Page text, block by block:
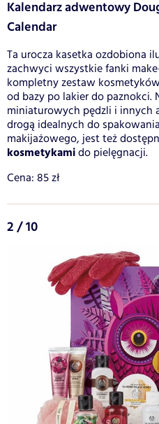
Kalendarz adwentowy
Calendar
Ta urocza kasetka ozdobiona
zachwyci wszystkie fanki
kompletny zestaw
od bazy po lakier do paznokci.
miniaturowych pędzli i innych
drogą idealnych do
makijażowego, jest też
kosmetykamido pielęgnacji.
Cena: 85 zł
2 / 10